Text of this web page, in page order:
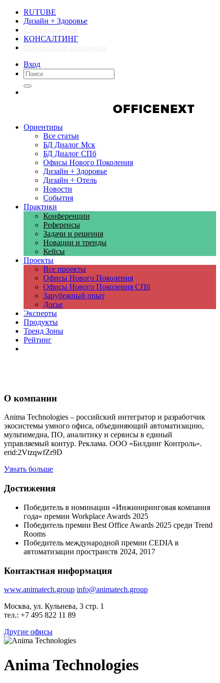
RUTUBE
Дизайн + Здоровье
КОНСАЛТИНГ
Вход
Ориентиры
Все статьи
БД Диалог Мск
БД Диалог СПб
Офисы Нового Поколения
Дизайн + Здоровье
Дизайн + Отель
Новости
События
Практики
Конференции
Референсы
Задачи и решения
Новации и тренды
Кейсы
Проекты
Все проекты
Офисы Нового Поколения
Офисы Нового Поколения СПб
Зарубежный опыт
Досье
Эксперты
Продукты
Тренд Зоны
Рейтинг
О компании
Anima Technologies – российский интегратор и разработчик
экосистемы умного офиса, объединяющий автоматизацию,
мультимедиа, ПО, аналитику и сервисы в единый
управляемый контур. Реклама. ООО «Билдинг Контроль».
erid:2VtzqwfZr9D
Узнать больше
Достижения
Победитель в номинации «Инжиниринговая компания
года» премии Workplace Awards 2025
Победитель премии Best Office Awards 2025 среди Trend
Rooms
Победитель международной премии CEDIA в
автоматизации пространств 2024, 2017
Контактная информация
www.animatech.group info@animatech.group
Москва, ул. Кульнева, 3 стр. 1
тел.: +7 495 822 11 89
Другие офисы
Anima Technologies